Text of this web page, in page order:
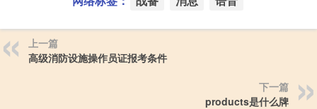
上一篇
高级消防设施操作员证报考条件
下一篇
products是什么牌